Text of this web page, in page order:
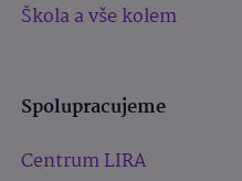
Škola a vše kolem
Spolupracujeme
Centrum LIRA